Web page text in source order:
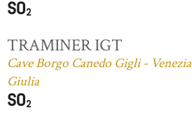
TRAMINER IGT
Cave Borgo Canedo Gigli - Venezia
Giulia